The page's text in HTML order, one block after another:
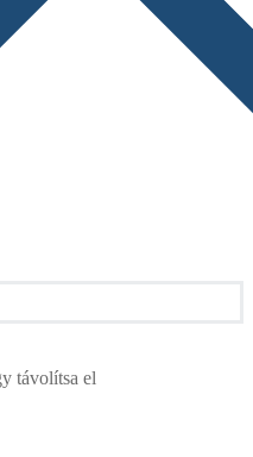
távolítsa el